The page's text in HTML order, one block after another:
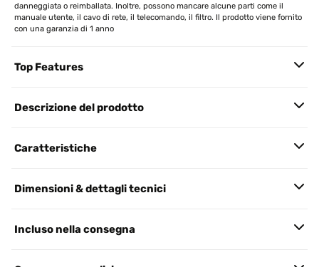
danneggiata o reimballata. Inoltre, possono mancare alcune parti come il
manuale utente, il cavo di rete, il telecomando, il filtro. Il prodotto viene fornito
con una garanzia di 1 anno
Top Features
Descrizione del prodotto
Caratteristiche
Dimensioni & dettagli tecnici
Incluso nella consegna